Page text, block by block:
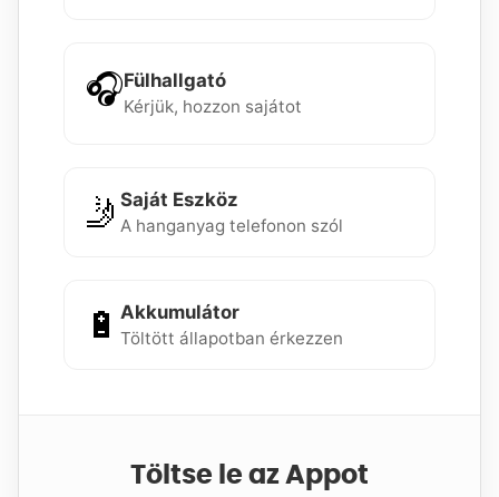
🎧Fülhallgató
Kérjük, hozzon sajátot
🤳 Saját Eszköz
A hanganyag telefonon szól
🔋 Akkumulátor
Töltött állapotban érkezzen
Töltse le az Appot